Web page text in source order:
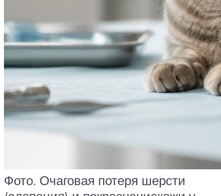
Фото. Очаговая потеря шерсти